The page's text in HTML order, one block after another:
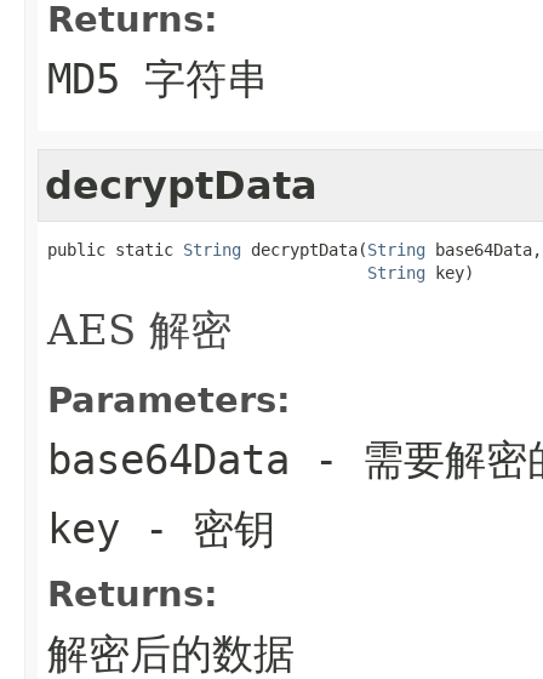
Returns:
MD5 字符串
decryptData
public static String decryptData(String base64Data,
String key)
AES 解密
Parameters:
base64Data - 需要解密
key - 密钥
Returns:
解密后的数据